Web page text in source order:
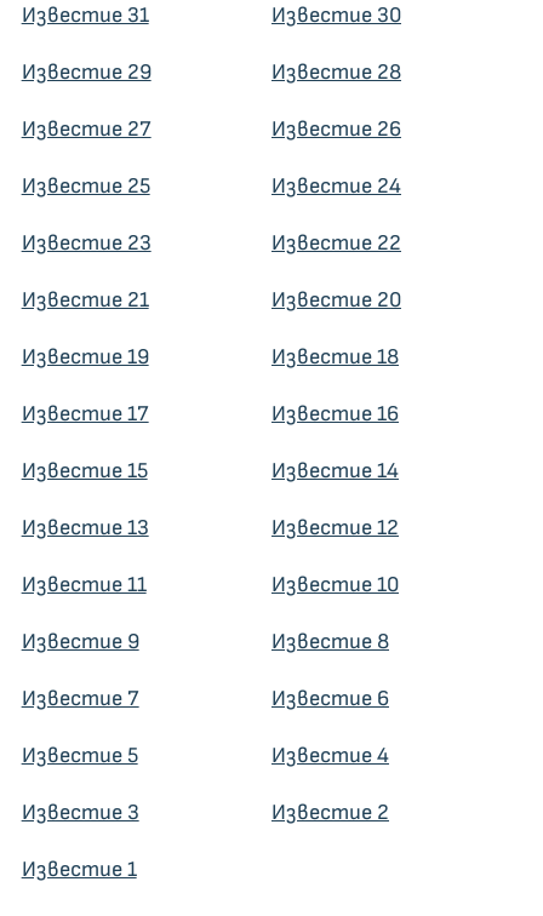
Известие 31 Известие 30
Известие 29 Известие 28
Известие 27 Известие 26
Известие 25 Известие 24
Известие 23 Известие 22
Известие 21 Известие 20
Известие 19 Известие 18
Известие 17 Известие 16
Известие 15 Известие 14
Известие 13 Известие 12
Известие 11 Известие 10
Известие 9 Известие 8
Известие 7 Известие 6
Известие 5 Известие 4
Известие 3 Известие 2
Известие 1